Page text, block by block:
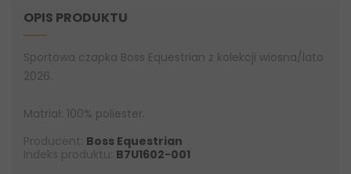
OPIS PRODUKTU
Sportowa czapka Boss Equestrian z kolekcji wiosna/lato
2026.
Matriał: 100% poliester.
Producent: Boss Equestrian
Indeks produktu: B7U1602-001